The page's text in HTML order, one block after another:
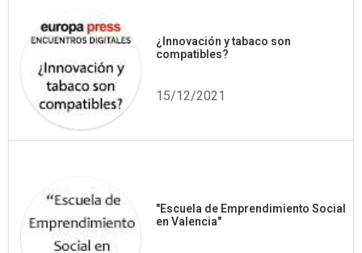
¿Innovación y tabaco son
compatibles?
15/12/2021
"Escuela de Emprendimiento Social
en Valencia"